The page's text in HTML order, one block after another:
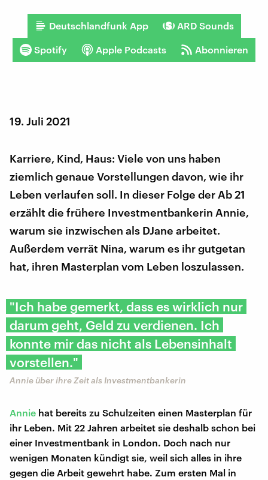
Deutschlandfunk App ARD Sounds
Spotify Apple Podcasts Abonnieren
19. Juli 2021
Karriere, Kind, Haus: Viele von uns haben
ziemlich genaue Vorstellungen davon, wie ihr
Leben verlaufen soll. In dieser Folge der Ab 21
erzählt die frühere Investmentbankerin Annie,
warum sie inzwischen als DJane arbeitet.
Außerdem verrät Nina, warum es ihr gutgetan
hat, ihren Masterplan vom Leben loszulassen.
"Ich habe gemerkt, dass es wirklich nur
darum geht, Geld zu verdienen. Ich
konnte mir das nicht als Lebensinhalt
vorstellen."
Annie über ihre Zeit als Investmentbankerin
Annie hat bereits zu Schulzeiten einen Masterplan für
ihr Leben. Mit 22 Jahren arbeitet sie deshalb schon bei
einer Investmentbank in London. Doch nach nur
wenigen Monaten kündigt sie, weil sich alles in ihre
gegen die Arbeit gewehrt habe. Zum ersten Mal in